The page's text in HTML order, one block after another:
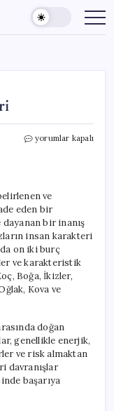
Burçların
yorumlar kapalı
ve
eden bir
bir inanış
insan karakteri
on iki burç
ve karakteristik
Boğa, İkizler,
Kova ve
doğan
genellikle enerjik,
ve risk almaktan
davranışlar
başarıya